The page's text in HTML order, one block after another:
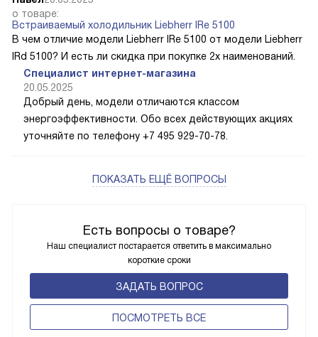
Есть вопросы о товаре?
Наш специалист постарается ответить в максимально
короткие сроки
ЗАДАТЬ ВОПРОС
ПОCМОТРЕТЬ ВСЕ
о товаре:
Встраиваемый холодильник Liebherr IRe 5100
В чем отличие модели Liebherr IRe 5100 от модели Liebherr
IRd 5100? И есть ли скидка при покупке 2х наименований.
Специалист интернет-магазина
20.05.2025
Добрый день, модели отличаются классом
энергоэффективности. Обо всех действующих акциях
уточняйте по телефону +7 495 929-70-78.
ПОКАЗАТЬ ЕЩЁ ВОПРОСЫ